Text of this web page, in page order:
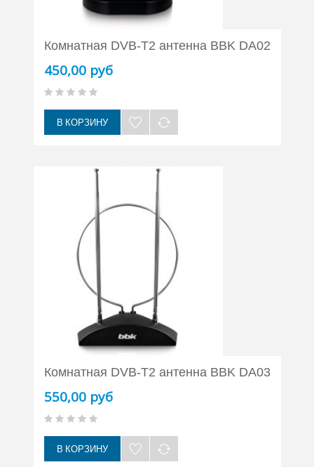
Комнатная DVB-T2 антенна BBK DA02
450,00 руб
В КОРЗИНУ
Комнатная DVB-T2 антенна BBK DA03
550,00 руб
В КОРЗИНУ